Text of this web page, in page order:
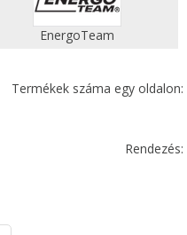
EnergoTeam
Termékek száma egy oldalon:
Rendezés: